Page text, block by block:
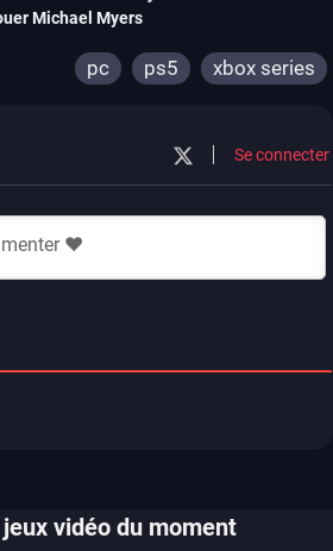
Michael Myers
pc ps5 xbox series
Se connecter
vidéo du moment